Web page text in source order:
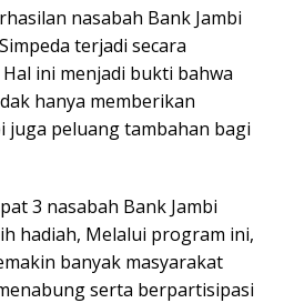
nasabah Bank Jambi
terjadi secara
ini menjadi bukti bahwa
hanya memberikan
juga peluang tambahan bagi
3 nasabah Bank Jambi
hadiah, Melalui program ini,
banyak masyarakat
serta berpartisipasi